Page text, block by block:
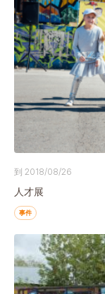
到 2018/08/26
人才展
事件